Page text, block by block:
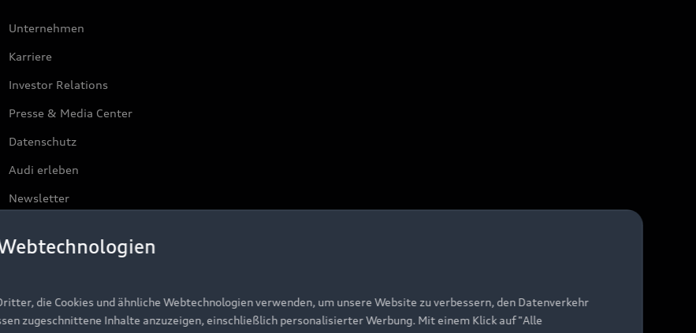
Unternehmen
Karriere
Investor Relations
Presse & Media Center
Datenschutz
Audi erleben
Newsletter
die Cookies und ähnliche Webtechnologien verwenden, um unsere Website zu verbessern, den Datenverkehr
zugeschnittene Inhalte anzuzeigen, einschließlich personalisierter Werbung. Mit einem Klick auf "Alle